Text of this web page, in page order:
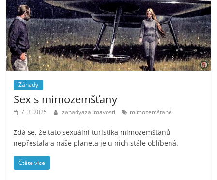
Záhady
Sex s mimozemšťany
7. 3. 2025 zahadyazajimavosti mimozemšťané
Zdá se, že tato sexuální turistika mimozemšťanů
nepřestala a naše planeta je u nich stále oblíbená.
Čtěte více